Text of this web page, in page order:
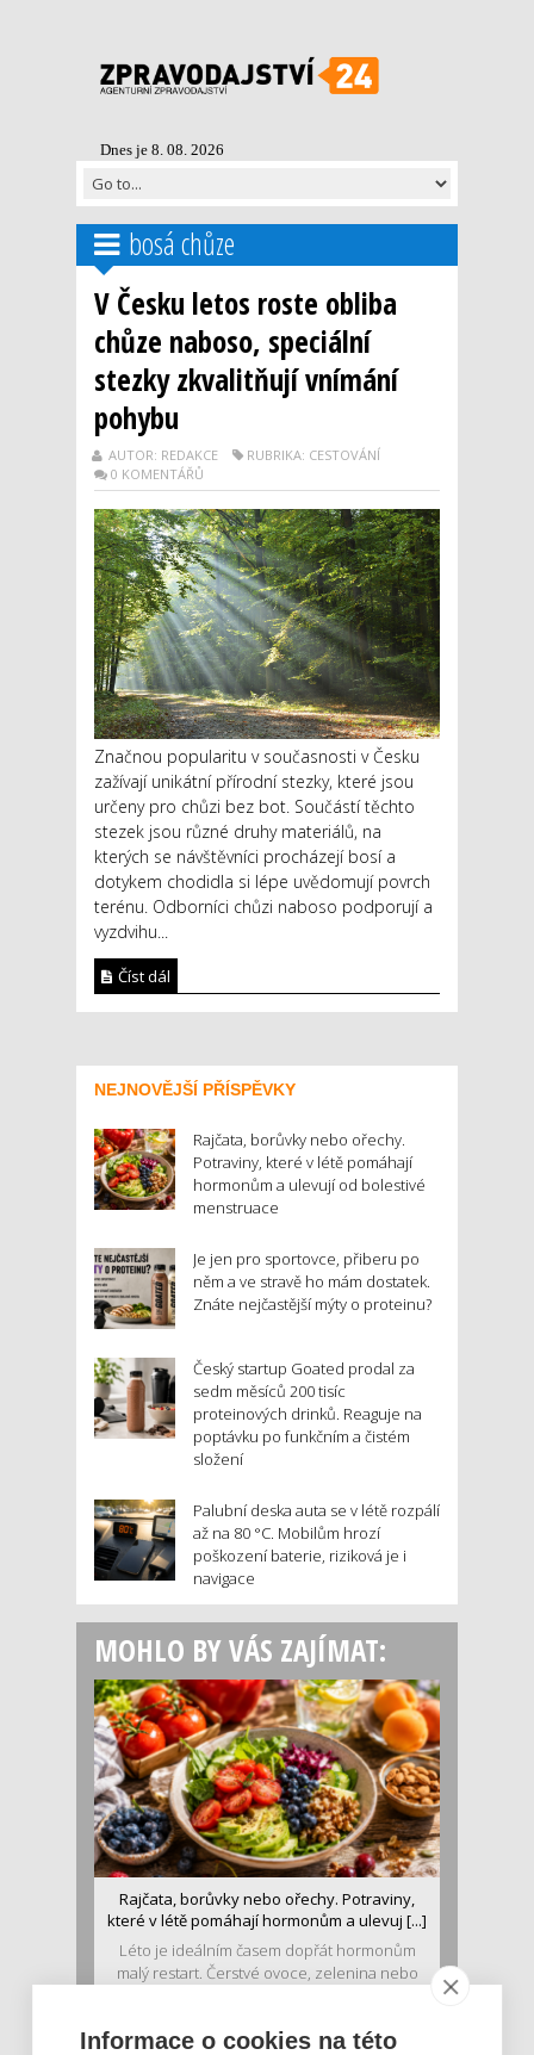
Dnes je 8. 08. 2026
bosá chůze
V Česku letos roste obliba
chůze naboso, speciální
stezky zkvalitňují vnímání
pohybu
AUTOR: REDAKCE
RUBRIKA: CESTOVÁNÍ
0 KOMENTÁŘŮ
Značnou popularitu v současnosti v Česku
zažívají unikátní přírodní stezky, které jsou
určeny pro chůzi bez bot. Součástí těchto
stezek jsou různé druhy materiálů, na
kterých se návštěvníci procházejí bosí a
dotykem chodidla si lépe uvědomují povrch
terénu. Odborníci chůzi naboso podporují a
vyzdvihu...
Číst dál
NEJNOVĚJŠÍ PŘÍSPĚVKY
Rajčata, borůvky nebo ořechy.
Potraviny, které v létě pomáhají
hormonům a ulevují od bolestivé
menstruace
Je jen pro sportovce, přiberu po
něm a ve stravě ho mám dostatek.
Znáte nejčastější mýty o proteinu?
Český startup Goated prodal za
sedm měsíců 200 tisíc
proteinových drinků. Reaguje na
poptávku po funkčním a čistém
složení
Palubní deska auta se v létě rozpálí
až na 80 °C. Mobilům hrozí
poškození baterie, riziková je i
navigace
MOHLO BY VÁS ZAJÍMAT:
Rajčata, borůvky nebo ořechy. Potraviny,
které v létě pomáhají hormonům a ulevuj [...]
Léto je ideálním časem dopřát hormonům
malý restart. Čerstvé ovoce, zelenina nebo
Informace o cookies na této